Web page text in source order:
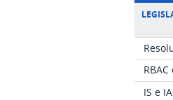
RBAC
IS e